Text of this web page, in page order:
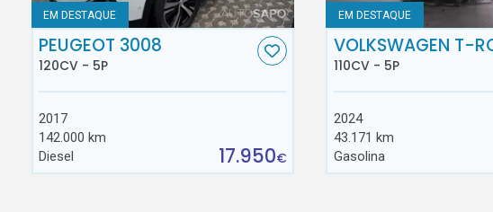
EM DESTAQUE
PEUGEOT 3008
120CV - 5P
2017
142.000 km
Diesel
17.950€
EM DESTAQUE
VOLKSWAGEN T-
110CV - 5P
2024
43.171 km
Gasolina